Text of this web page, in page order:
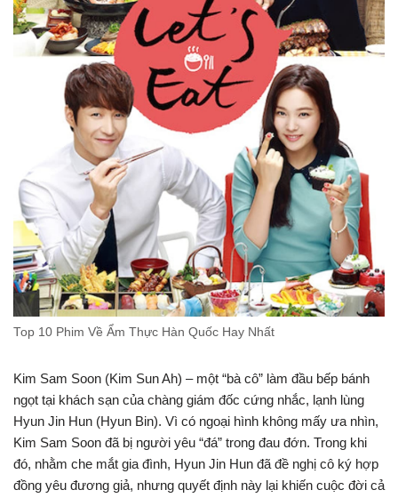
Top 10 Phim Về Ẩm Thực Hàn Quốc Hay Nhất
Kim Sam Soon (Kim Sun Ah) – một “bà cô” làm đầu bếp bánh
ngọt tại khách sạn của chàng giám đốc cứng nhắc, lạnh lùng
Hyun Jin Hun (Hyun Bin). Vì có ngoại hình không mấy ưa nhìn,
Kim Sam Soon đã bị người yêu “đá” trong đau đớn. Trong khi
đó, nhằm che mắt gia đình, Hyun Jin Hun đã đề nghị cô ký hợp
đồng yêu đương giả, nhưng quyết định này lại khiến cuộc đời cả